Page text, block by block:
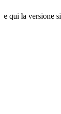
e qui la versione